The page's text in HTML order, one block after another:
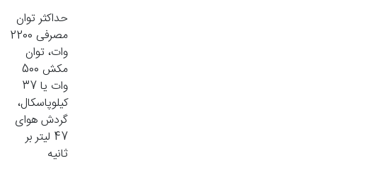
حداکثر توان
مصرفی 2200
وات، توان
مکش 500
وات یا 37
کیلوپاسکال،
گردش هوای
47 لیتر بر
ثانیه